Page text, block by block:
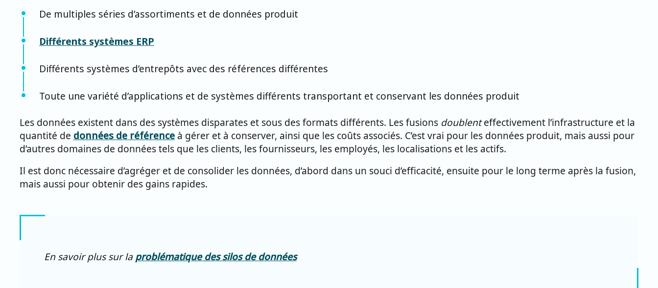
De multiples séries d’assortiments et de données produit
Différents systèmes ERP
Différents systèmes d’entrepôts avec des références différentes
Toute une variété d’applications et de systèmes différents transportant et conservant les données produit
Les données existent dans des systèmes disparates et sous des formats différents. Les fusions doublenteffectivement l’infrastructure et la
quantité de données de référence à gérer et à conserver, ainsi que les coûts associés. C’est vrai pour les données produit, mais aussi pour
d’autres domaines de données tels que les clients, les fournisseurs, les employés, les localisations et les actifs.
Il est donc nécessaire d’agréger et de consolider les données, d’abord dans un souci d’efficacité, ensuite pour le long terme après la fusion,
mais aussi pour obtenir des gains rapides.
En savoir plus sur la problématique des silos de données